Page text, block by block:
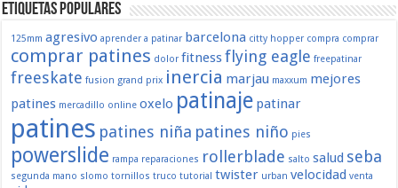
Etiquetas populares
125mm agresivo aprender a patinar barcelona citty hopper compra comprar
comprar patines dolor fitnessflying eagle freepatinar
freeskate fusion grand prix inercia marjau maxxum mejores
patines mercadillo online oxelo patinaje patinar
patines patines niña patines niño pies
powerslide rampa reparaciones rollerblade salto salud seba
segunda mano slomo tornillos truco tutorial twister urban velocidad venta